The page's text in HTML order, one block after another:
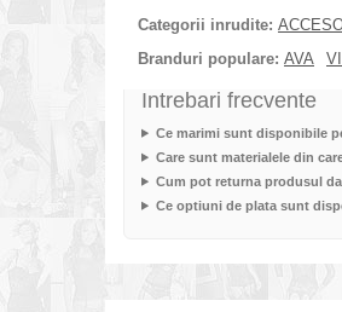
Categorii inrudite:
Branduri populare: AVA
Intrebari frecvente
Ce marimi sunt disponibile
Care sunt materialele din
Cum pot returna produsul
Ce optiuni de plata sunt